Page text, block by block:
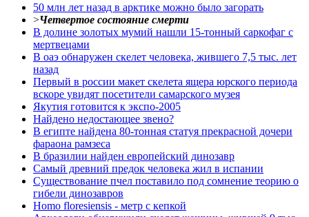
50 млн лет назад в арктике можно было загорать
>Четвертое состояние смерти
В долине золотых мумий нашли 15-тонный саркофаг с
мертвецами
В оаэ обнаружен скелет человека, жившего 7,5 тыс. лет
назад
Первый в россии макет скелета ящера юрского периода
вскоре увидят посетители самарского музея
Якутия готовится к экспо-2005
Найдено недостающее звено?
В египте найдена 80-тонная статуя прекрасной дочери
фараона рамзеса
В бразилии найден европейский динозавр
Самый древний предок человека жил в испании
Существование пчел поставило под сомнение теорию о
гибели динозавров
Homo floresiensis - метр с кепкой